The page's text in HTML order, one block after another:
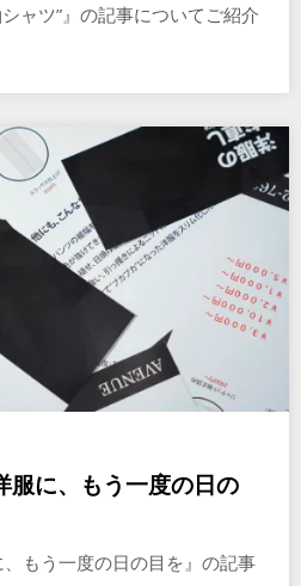
ャツ”』の記事についてご紹介
服に、もう一度の日の
、もう一度の日の目を』の記事